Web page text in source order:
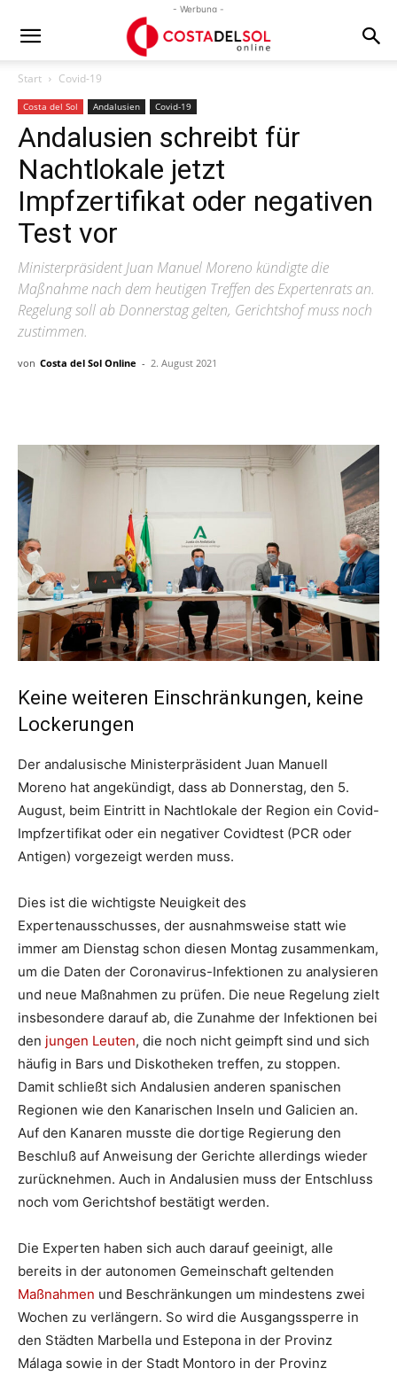
- Werbung -
Start Covid-19
Costa del Sol Andalusien Covid-19
Andalusien schreibt für
Nachtlokale jetzt
Impfzertifikat oder negativen
Test vor
Ministerpräsident Juan Manuel Moreno kündigte die
Maßnahme nach dem heutigen Treffen des Expertenrats an.
Regelung soll ab Donnerstag gelten, Gerichtshof muss noch
zustimmen.
von Costa del Sol Online - 2. August 2021
Keine weiteren Einschränkungen, keine
Lockerungen
Der andalusische Ministerpräsident Juan Manuell
Moreno hat angekündigt, dass ab Donnerstag, den 5.
August, beim Eintritt in Nachtlokale der Region ein Covid-
Impfzertifikat oder ein negativer Covidtest (PCR oder
Antigen) vorgezeigt werden muss.
Dies ist die wichtigste Neuigkeit des
Expertenausschusses, der ausnahmsweise statt wie
immer am Dienstag schon diesen Montag zusammenkam,
um die Daten der Coronavirus-Infektionen zu analysieren
und neue Maßnahmen zu prüfen. Die neue Regelung zielt
insbesondere darauf ab, die Zunahme der Infektionen bei
den jungen Leuten, die noch nicht geimpft sind und sich
häufig in Bars und Diskotheken treffen, zu stoppen.
Damit schließt sich Andalusien anderen spanischen
Regionen wie den Kanarischen Inseln und Galicien an.
Auf den Kanaren musste die dortige Regierung den
Beschluß auf Anweisung der Gerichte allerdings wieder
zurücknehmen. Auch in Andalusien muss der Entschluss
noch vom Gerichtshof bestätigt werden.
Die Experten haben sich auch darauf geeinigt, alle
bereits in der autonomen Gemeinschaft geltenden
Maßnahmen und Beschränkungen um mindestens zwei
Wochen zu verlängern. So wird die Ausgangssperre in
den Städten Marbella und Estepona in der Provinz
Málaga sowie in der Stadt Montoro in der Provinz